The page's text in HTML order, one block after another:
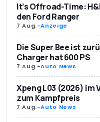
It’s Offroad-Time:
den Ford Ranger
7 Aug.-Anzeige
Die Super Bee ist
Charger hat 600 PS
7 Aug.-Auto News
Xpeng L03 (2026) im
zum Kampfpreis
7 Aug.-Auto News